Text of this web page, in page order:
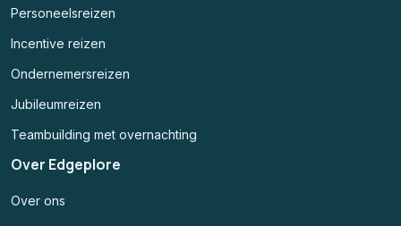
Personeelsreizen
Incentive reizen
Ondernemersreizen
Jubileumreizen
Teambuilding met overnachting
Over Edgeplore
Over ons